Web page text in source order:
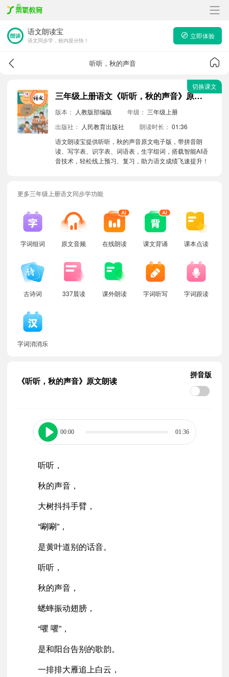
语文朗读宝
语文同步学，校内提分快！
立即体验
听听，秋的声音
三年级上册语文《听听，秋的声音》原文电子版带拼音朗读音频
版本： 人教版部编版 年级： 三年级上册
出版社：
人民教育出版社 朗读时长： 01:36
语文朗读宝提供听听，秋的声音原文电子版，带拼音朗
读、写字表、识字表、词语表，生字组词，搭载智能AI语
音技术，轻松线上预习、复习，助力语文成绩飞速提升！
切换课文
更多三年级上册语文同步学功能
字词组词 原文音频 在线朗读 课文背诵 课本点读
古诗词 337晨读 课外朗读 字词听写 字词跟读
字词消消乐
《听听，秋的声音》原文朗读
拼音版
00:00 01:36
听听，
秋的声音，
大树抖抖手臂，
“唰唰”，
是黄叶道别的话音。
听听，
秋的声音，
蟋蟀振动翅膀，
“㘗 㘗”，
是和阳台告别的歌韵。
一排排大雁追上白云，